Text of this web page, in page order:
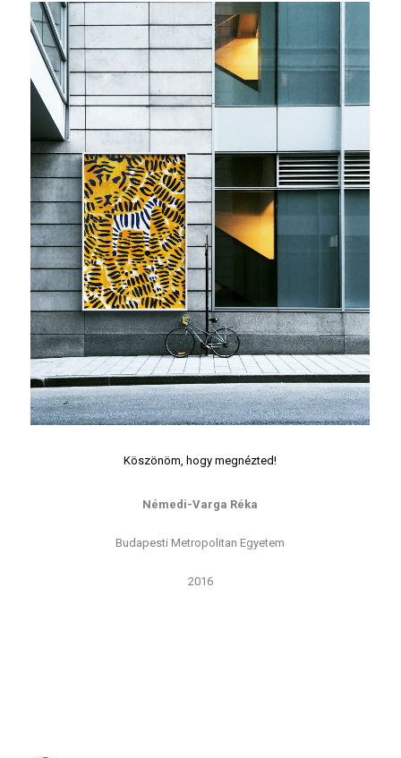
Köszönöm, hogy megnézted!
Némedi-Varga Réka
Budapesti Metropolitan Egyetem
2016